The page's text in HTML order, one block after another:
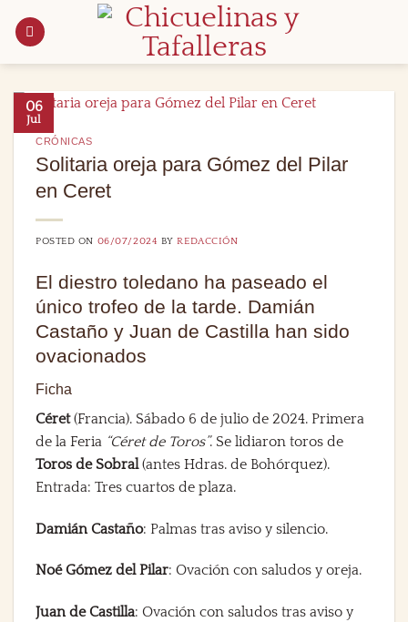
06
Jul
CRÓNICAS
Solitaria oreja para Gómez del Pilar
en Ceret
POSTED ON 06/07/2024 BYREDACCIÓN
El diestro toledano ha paseado el
único trofeo de la tarde. Damián
Castaño y Juan de Castilla han sido
ovacionados
Ficha
Céret(Francia). Sábado 6 de julio de 2024. Primera
de la Feria “Céret de Toros”. Se lidiaron toros de
Toros de Sobral(antes Hdras. de Bohórquez).
Entrada: Tres cuartos de plaza.
Damián Castaño: Palmas tras aviso y silencio.
Noé Gómez del Pilar: Ovación con saludos y oreja.
Juan de Castilla: Ovación con saludos tras aviso y